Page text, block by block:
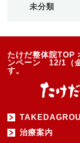
未分類
たけだ整体院TOP
ンペーン 12/1（
す。
治療案内